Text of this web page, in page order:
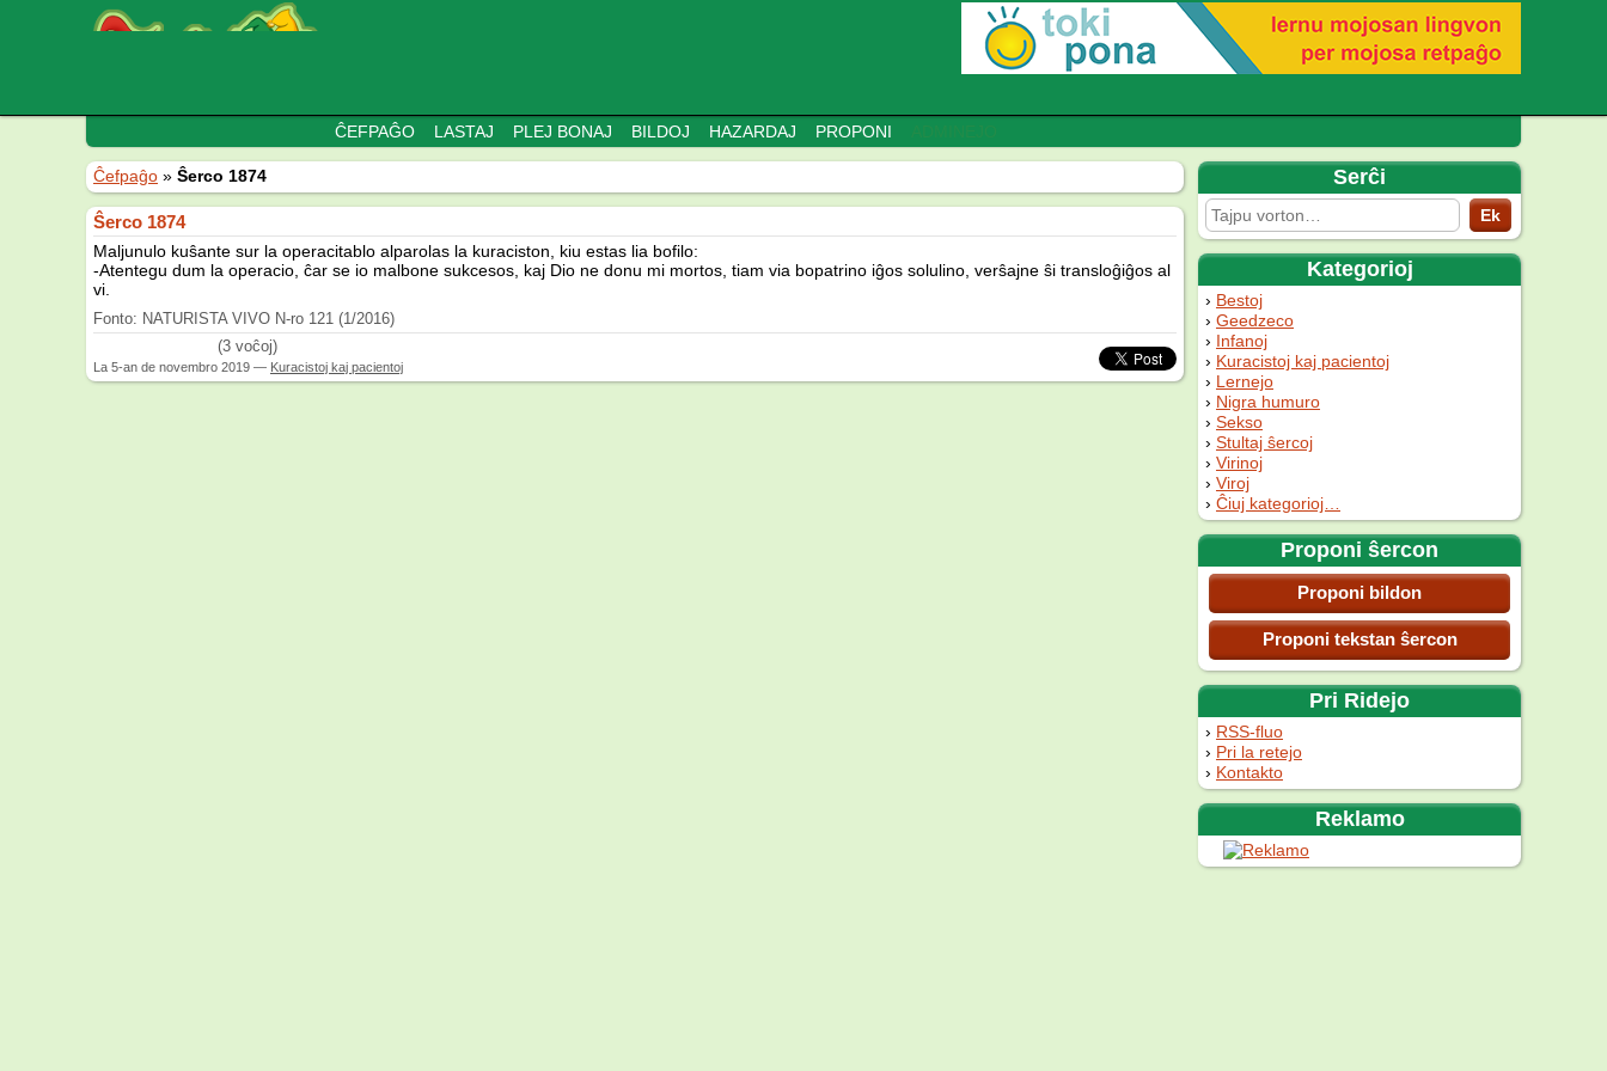
ĈEFPAĜO LASTAJ PLEJ BONAJ BILDOJ HAZARDAJ PROPONI
Serĉi
Kategorioj
Bestoj
Geedzeco
Infanoj
Kuracistoj kaj pacientoj
Lernejo
Nigra humuro
Sekso
Stultaj ŝercoj
Virinoj
Viroj
Ĉiuj kategorioj…
Proponi ŝercon
Proponi bildon
Proponi tekstan ŝercon
Pri Ridejo
RSS-fluo
Pri la retejo
Kontakto
Reklamo
Ĉefpaĝo » Ŝerco 1874
Ŝerco 1874
Maljunulo kuŝante sur la operacitablo alparolas la kuraciston, kiu estas lia bofilo:
-Atentegu dum la operacio, ĉar se io malbone sukcesos, kaj Dio ne donu mi mortos, tiam via bopatrino iĝos solulino, verŝajne ŝi transloĝiĝos al
vi.
Fonto: NATURISTA VIVO N-ro 121 (1/2016)
(3 voĉoj)
La 5-an de novembro 2019 — Kuracistoj kaj pacientoj